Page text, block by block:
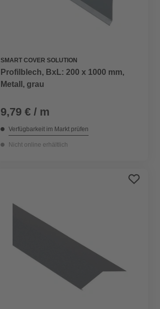
SMART COVER SOLUTION
Profilblech, BxL: 200 x 1000 mm,
Metall, grau
9,79 € / m
Verfügbarkeit im Markt prüfen
Nicht online erhältlich